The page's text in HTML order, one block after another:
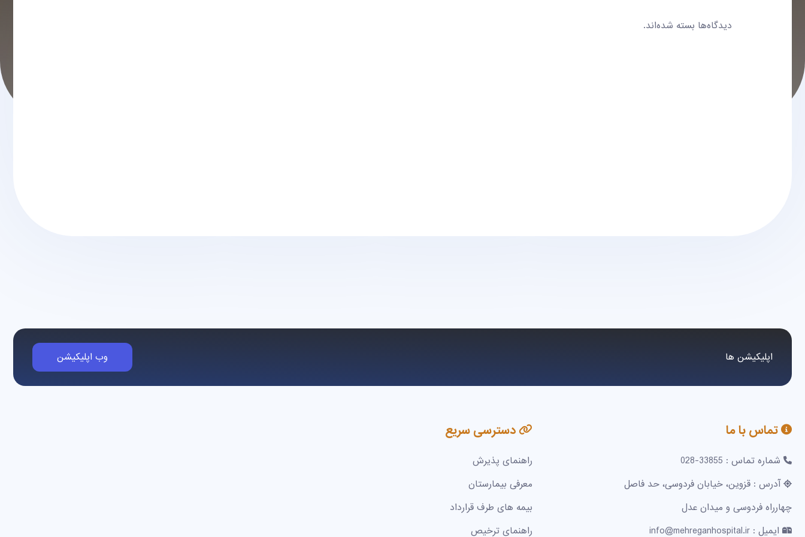
دیدگاه‌ها بسته شده‌اند.
اپلیکیشن ها وب اپلیکیشن
تماس با ما
شماره تماس : 33855-028
آدرس : قزوین، خیابان فردوسی، حد فاصل
چهارراه فردوسی و میدان عدل
ایمیل : info@mehreganhospital.ir
دسترسی سریع
راهنمای پذیرش
معرفی بیمارستان
بیمه های طرف قرارداد
راهنمای ترخیص